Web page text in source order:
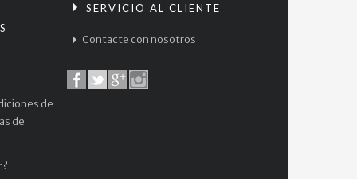
de
de
SERVICIO AL CLIENTE
Contacte con nosotros